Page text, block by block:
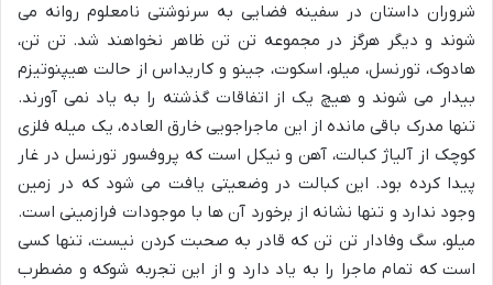
شروران داستان در سفینه فضایی به سرنوشتی نامعلوم روانه می
شوند و دیگر هرگز در مجموعه تن تن ظاهر نخواهند شد. تن تن،
هادوک، تورنسل، میلو، اسکوت، جینو و کاریداس از حالت هیپنوتیزم
بیدار می شوند و هیچ یک از اتفاقات گذشته را به یاد نمی آورند.
تنها مدرک باقی مانده از این ماجراجویی خارق العاده، یک میله فلزی
کوچک از آلیاژ کبالت، آهن و نیکل است که پروفسور تورنسل در غار
پیدا کرده بود. این کبالت در وضعیتی یافت می شود که در زمین
وجود ندارد و تنها نشانه از برخورد آن ها با موجودات فرازمینی است.
میلو، سگ وفادار تن تن که قادر به صحبت کردن نیست، تنها کسی
است که تمام ماجرا را به یاد دارد و از این تجربه شوکه و مضطرب